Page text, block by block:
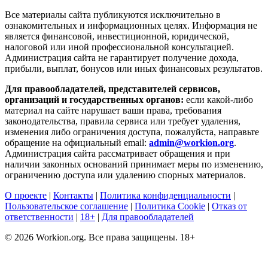
Все материалы сайта публикуются исключительно в
ознакомительных и информационных целях. Информация не
является финансовой, инвестиционной, юридической,
налоговой или иной профессиональной консультацией.
Администрация сайта не гарантирует получение дохода,
прибыли, выплат, бонусов или иных финансовых результатов.
Для правообладателей, представителей сервисов,
организаций и государственных органов: если какой-либо
материал на сайте нарушает ваши права, требования
законодательства, правила сервиса или требует удаления,
изменения либо ограничения доступа, пожалуйста, направьте
обращение на официальный email: admin@workion.org.
Администрация сайта рассматривает обращения и при
наличии законных оснований принимает меры по изменению,
ограничению доступа или удалению спорных материалов.
О проекте | Контакты | Политика конфиденциальности |
Пользовательское соглашение | Политика Cookie | Отказ от
ответственности | 18+ | Для правообладателей
© 2026 Workion.org. Все права защищены. 18+